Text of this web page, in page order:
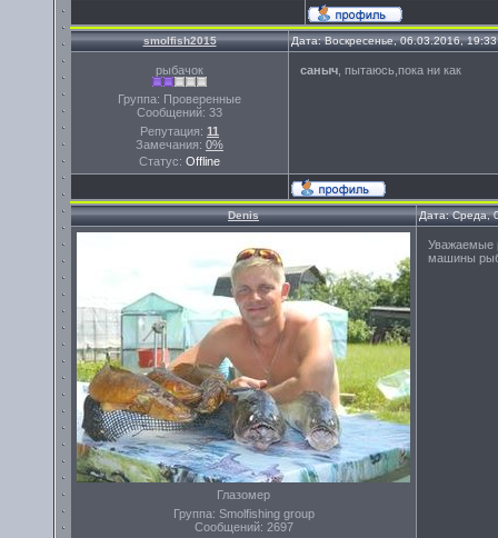
smolfish2015 Дата: Воскресенье, 06.03.2016,
рыбачок
Группа: Проверенные
Сообщений: 33
Репутация: 11
Замечания: 0%
Статус: Offline
саныч , пытаюсь,пока ни как
Denis Дата: Среда,
Глазомер
Группа: Smolfishing group
Сообщений: 2697
Уважаемые
машины